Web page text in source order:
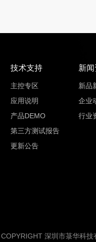
技术支持
主控专区
应用说明
产品DEMO
第三方测试报告
更新公告
新
新品
企业
行业
COPYRIGHT 深圳市菉华科